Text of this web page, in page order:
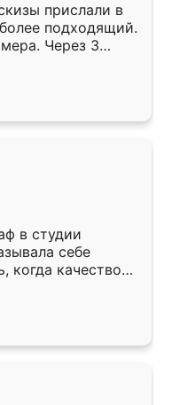
прислали в
подходящий.
Через 3
Остались
Ренессанс
в студии
себе
когда качеством
уже почти